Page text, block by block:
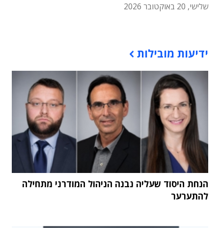
שלישי, 20 באוקטובר 2026
ידיעות מובילות
הנחת היסוד שעליה נבנה הניהול המודרני מתחילה
להתערער